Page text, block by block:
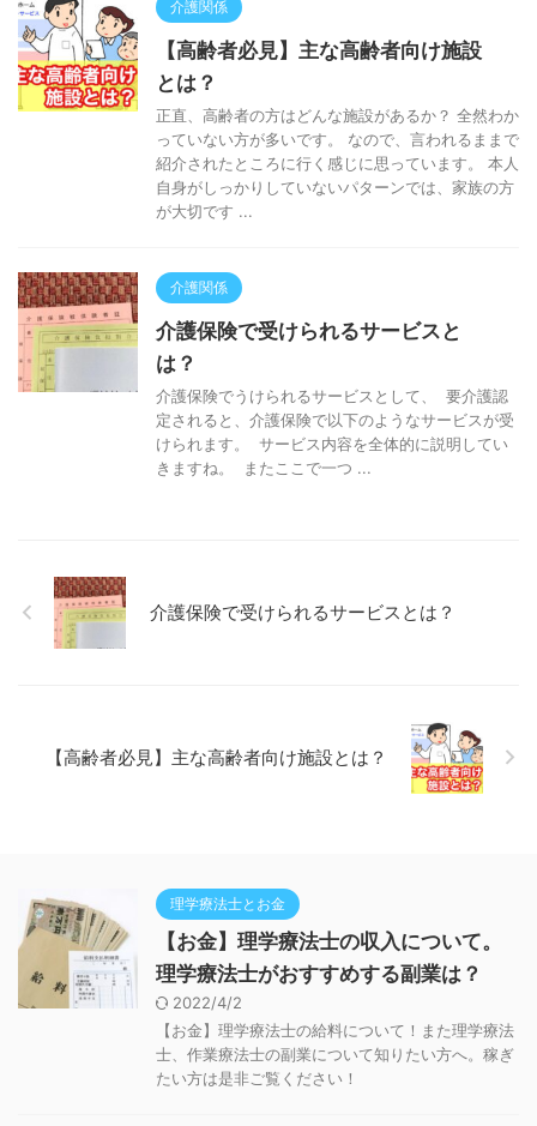
介護関係
【高齢者必見】主な高齢者向け施設
とは？
正直、高齢者の方はどんな施設があるか？ 全然わか
っていない方が多いです。 なので、言われるままで
紹介されたところに行く感じに思っています。 本人
自身がしっかりしていないパターンでは、家族の方
が大切です ...
介護関係
介護保険で受けられるサービスと
は？
介護保険でうけられるサービスとして、 要介護認
定されると、介護保険で以下のようなサービスが受
けられます。 サービス内容を全体的に説明してい
きますね。 またここで一つ ...
介護保険で受けられるサービスとは？
【高齢者必見】主な高齢者向け施設とは？
理学療法士とお金
【お金】理学療法士の収入について。
理学療法士がおすすめする副業は？
2022/4/2
【お金】理学療法士の給料について！また理学療法
士、作業療法士の副業について知りたい方へ。稼ぎ
たい方は是非ご覧ください！